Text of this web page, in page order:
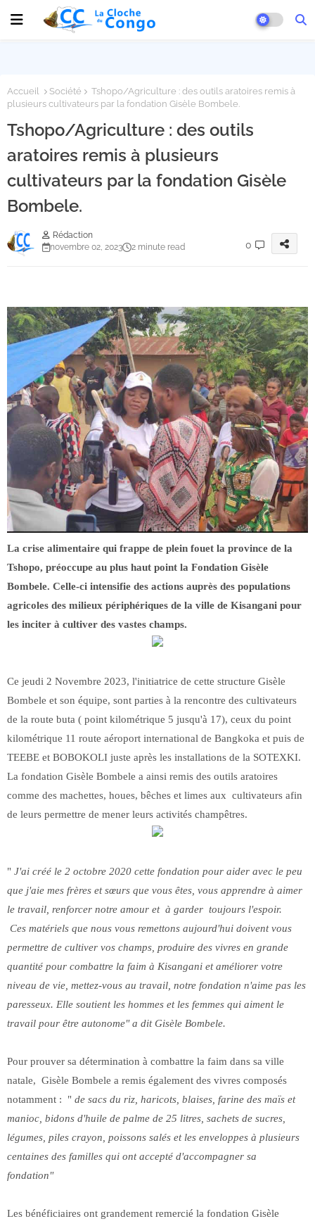
Accueil Société
Tshopo/Agriculture : des outils aratoires remis à
plusieurs cultivateurs par la fondation Gisèle Bombele.
Tshopo/Agriculture : des outils
aratoires remis à plusieurs
cultivateurs par la fondation Gisèle
Bombele.
Rédaction
novembre 02, 2023
2 minute read 0
La crise alimentaire qui frappe de plein fouet la province de la
Tshopo, préoccupe au plus haut point la Fondation Gisèle
Bombele. Celle-ci intensifie des actions auprès des populations
agricoles des milieux périphériques de la ville de Kisangani pour
les inciter à cultiver des vastes champs.
Ce jeudi 2 Novembre 2023, l'initiatrice de cette structure Gisèle
Bombele et son équipe, sont parties à la rencontre des cultivateurs
de la route buta ( point kilométrique 5 jusqu'à 17), ceux du point
kilométrique 11 route aéroport international de Bangkoka et puis de
TEEBE et BOBOKOLI juste après les installations de la SOTEXKI.
La fondation Gisèle Bombele a ainsi remis des outils aratoires
comme des machettes, houes, bêches et limes aux cultivateurs afin
de leurs permettre de mener leurs activités champêtres.
" J'ai créé le 2 octobre 2020 cette fondation pour aider avec le peu
que j'aie mes frères et sœurs que vous êtes, vous apprendre à aimer
le travail, renforcer notre amour et à garder toujours l'espoir.
Ces matériels que nous vous remettons aujourd'hui doivent vous
permettre de cultiver vos champs, produire des vivres en grande
quantité pour combattre la faim à Kisangani et améliorer votre
niveau de vie, mettez-vous au travail, notre fondation n'aime pas les
paresseux. Elle soutient les hommes et les femmes qui aiment le
travail pour être autonome" a dit Gisèle Bombele.
Pour prouver sa détermination à combattre la faim dans sa ville
natale, Gisèle Bombele a remis également des vivres composés
notamment : " de sacs du riz, haricots, blaises, farine des maïs et
manioc, bidons d'huile de palme de 25 litres, sachets de sucres,
légumes, piles crayon, poissons salés et les enveloppes à plusieurs
centaines des familles qui ont accepté d'accompagner sa
fondation"
Les bénéficiaires ont grandement remercié la fondation Gisèle